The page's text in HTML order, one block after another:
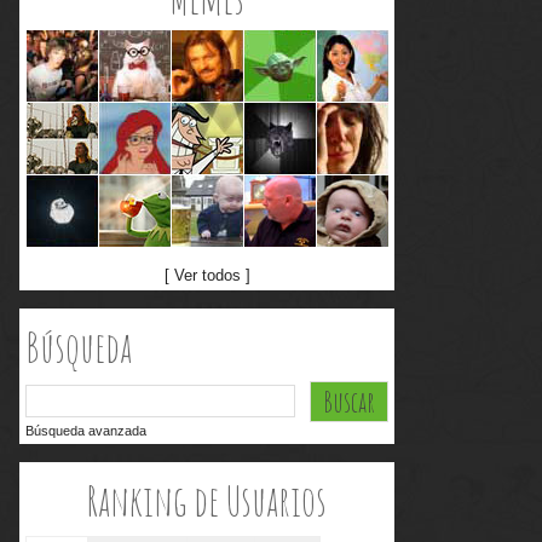
[ Ver todos ]
Búsqueda
Búsqueda avanzada
Ranking de Usuarios